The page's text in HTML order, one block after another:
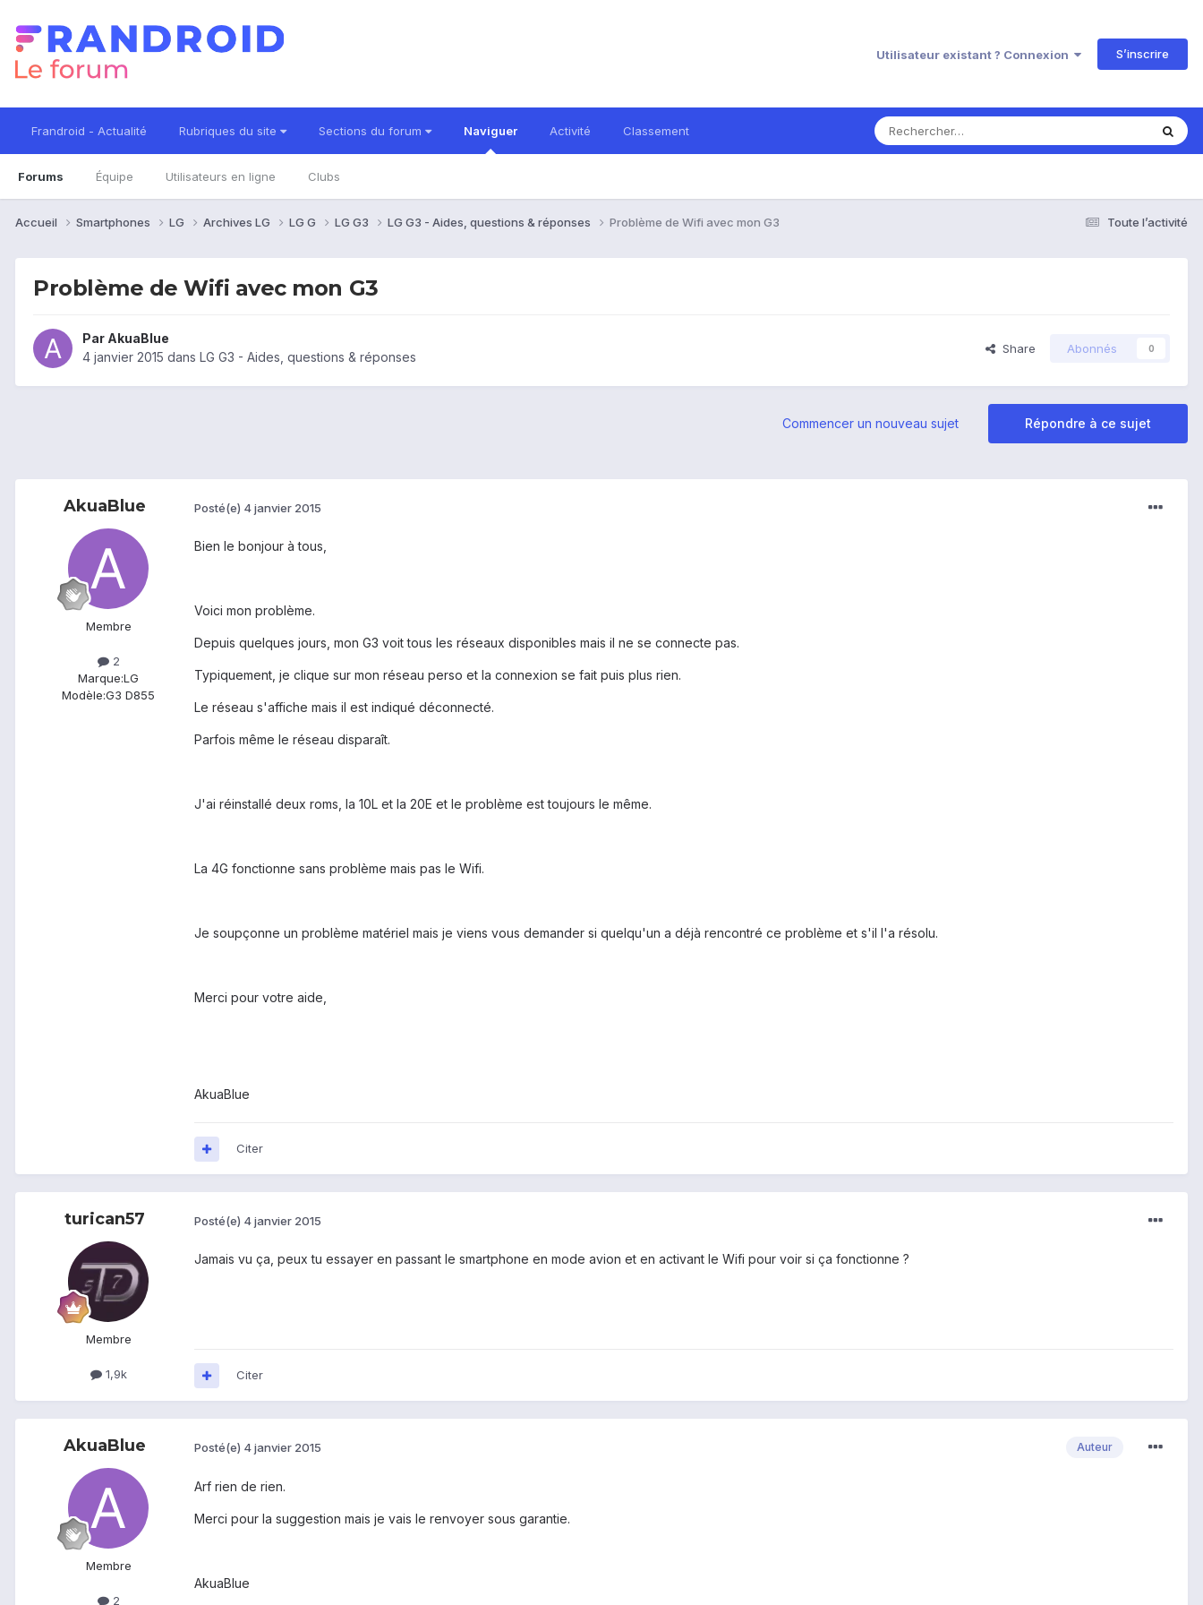
Utilisateur existant ? Connexion S’inscrire
Frandroid - Actualité Rubriques du site Sections du forum Naviguer
Forums Équipe Utilisateurs en ligne Clubs
Activité Classement
Toute l’activité
Accueil Smartphones LG Archives LG LG G LG G3 LG G3 - Aides, questions & réponses Problème de Wifi avec mon G3
Problème de Wifi avec mon G3
Par AkuaBlue
4 janvier 2015 dans LG G3 - Aides, questions & réponses
Share Abonnés 0
Répondre à ce sujet
Commencer un nouveau sujet
AkuaBlue
Membre
2
Marque:LG
Modèle:G3 D855
Posté(e) 4 janvier 2015
Bien le bonjour à tous,
Voici mon problème.
Depuis quelques jours, mon G3 voit tous les réseaux disponibles mais il ne se connecte pas.
Typiquement, je clique sur mon réseau perso et la connexion se fait puis plus rien.
Le réseau s'affiche mais il est indiqué déconnecté.
Parfois même le réseau disparaît.
J'ai réinstallé deux roms, la 10L et la 20E et le problème est toujours le même.
La 4G fonctionne sans problème mais pas le Wifi.
Je soupçonne un problème matériel mais je viens vous demander si quelqu'un a déjà rencontré ce problème et s'il l'a résolu.
Merci pour votre aide,
AkuaBlue
Citer
turican57
Membre
1,9k
Posté(e) 4 janvier 2015
Jamais vu ça, peux tu essayer en passant le smartphone en mode avion et en activant le Wifi pour voir si ça fonctionne ?
Citer
AkuaBlue
Membre
2
Auteur
Posté(e) 4 janvier 2015
Arf rien de rien.
Merci pour la suggestion mais je vais le renvoyer sous garantie.
AkuaBlue